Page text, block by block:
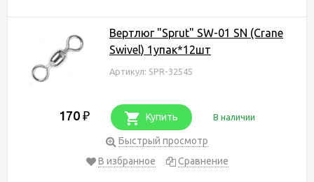
Вертлюг "Sprut" SW-01 SN (Crane
Swivel) 1упак*12шт
Артикул: SPR-32545
170 ₽ Купить В наличии
Быстрый просмотр
В избранное
Сравнение